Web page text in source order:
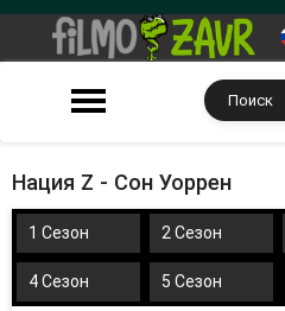
Нация Z - Сон Уоррен
1 Сезон 2 Сезон
4 Сезон 5 Сезон